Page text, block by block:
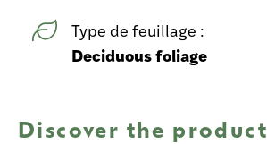
Type de feuillage :
Deciduous foliage
Discover the product